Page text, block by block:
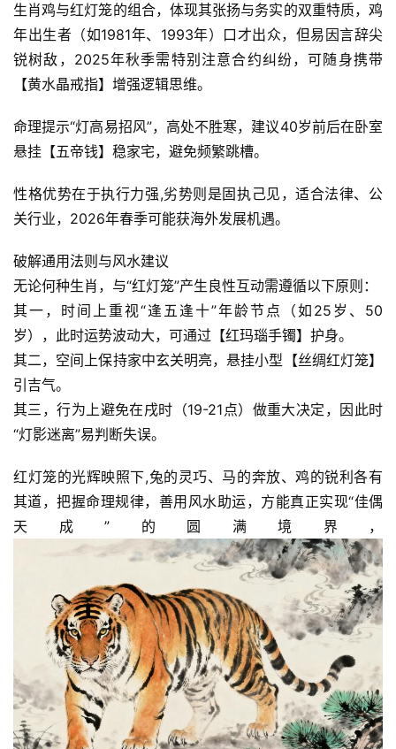
生肖鸡与红灯笼的组合，体现其张扬与务实的双重特质，鸡
年出生者（如1981年、1993年）口才出众，但易因言辞尖
锐树敌，2025年秋季需特别注意合约纠纷，可随身携带
【黄水晶戒指】增强逻辑思维。
命理提示“灯高易招风”，高处不胜寒，建议40岁前后在卧室
悬挂【五帝钱】稳家宅，避免频繁跳槽。
性格优势在于执行力强,劣势则是固执己见，适合法律、公
关行业，2026年春季可能获海外发展机遇。
破解通用法则与风水建议
无论何种生肖，与“红灯笼”产生良性互动需遵循以下原则：
其一，时间上重视“逢五逢十”年龄节点（如25岁、50
岁），此时运势波动大，可通过【红玛瑙手镯】护身。
其二，空间上保持家中玄关明亮，悬挂小型【丝绸红灯笼】
引吉气。
其三，行为上避免在戌时（19-21点）做重大决定，因此时
“灯影迷离”易判断失误。
红灯笼的光辉映照下,兔的灵巧、马的奔放、鸡的锐利各有
其道，把握命理规律，善用风水助运，方能真正实现“佳偶
天成”的圆满境界，